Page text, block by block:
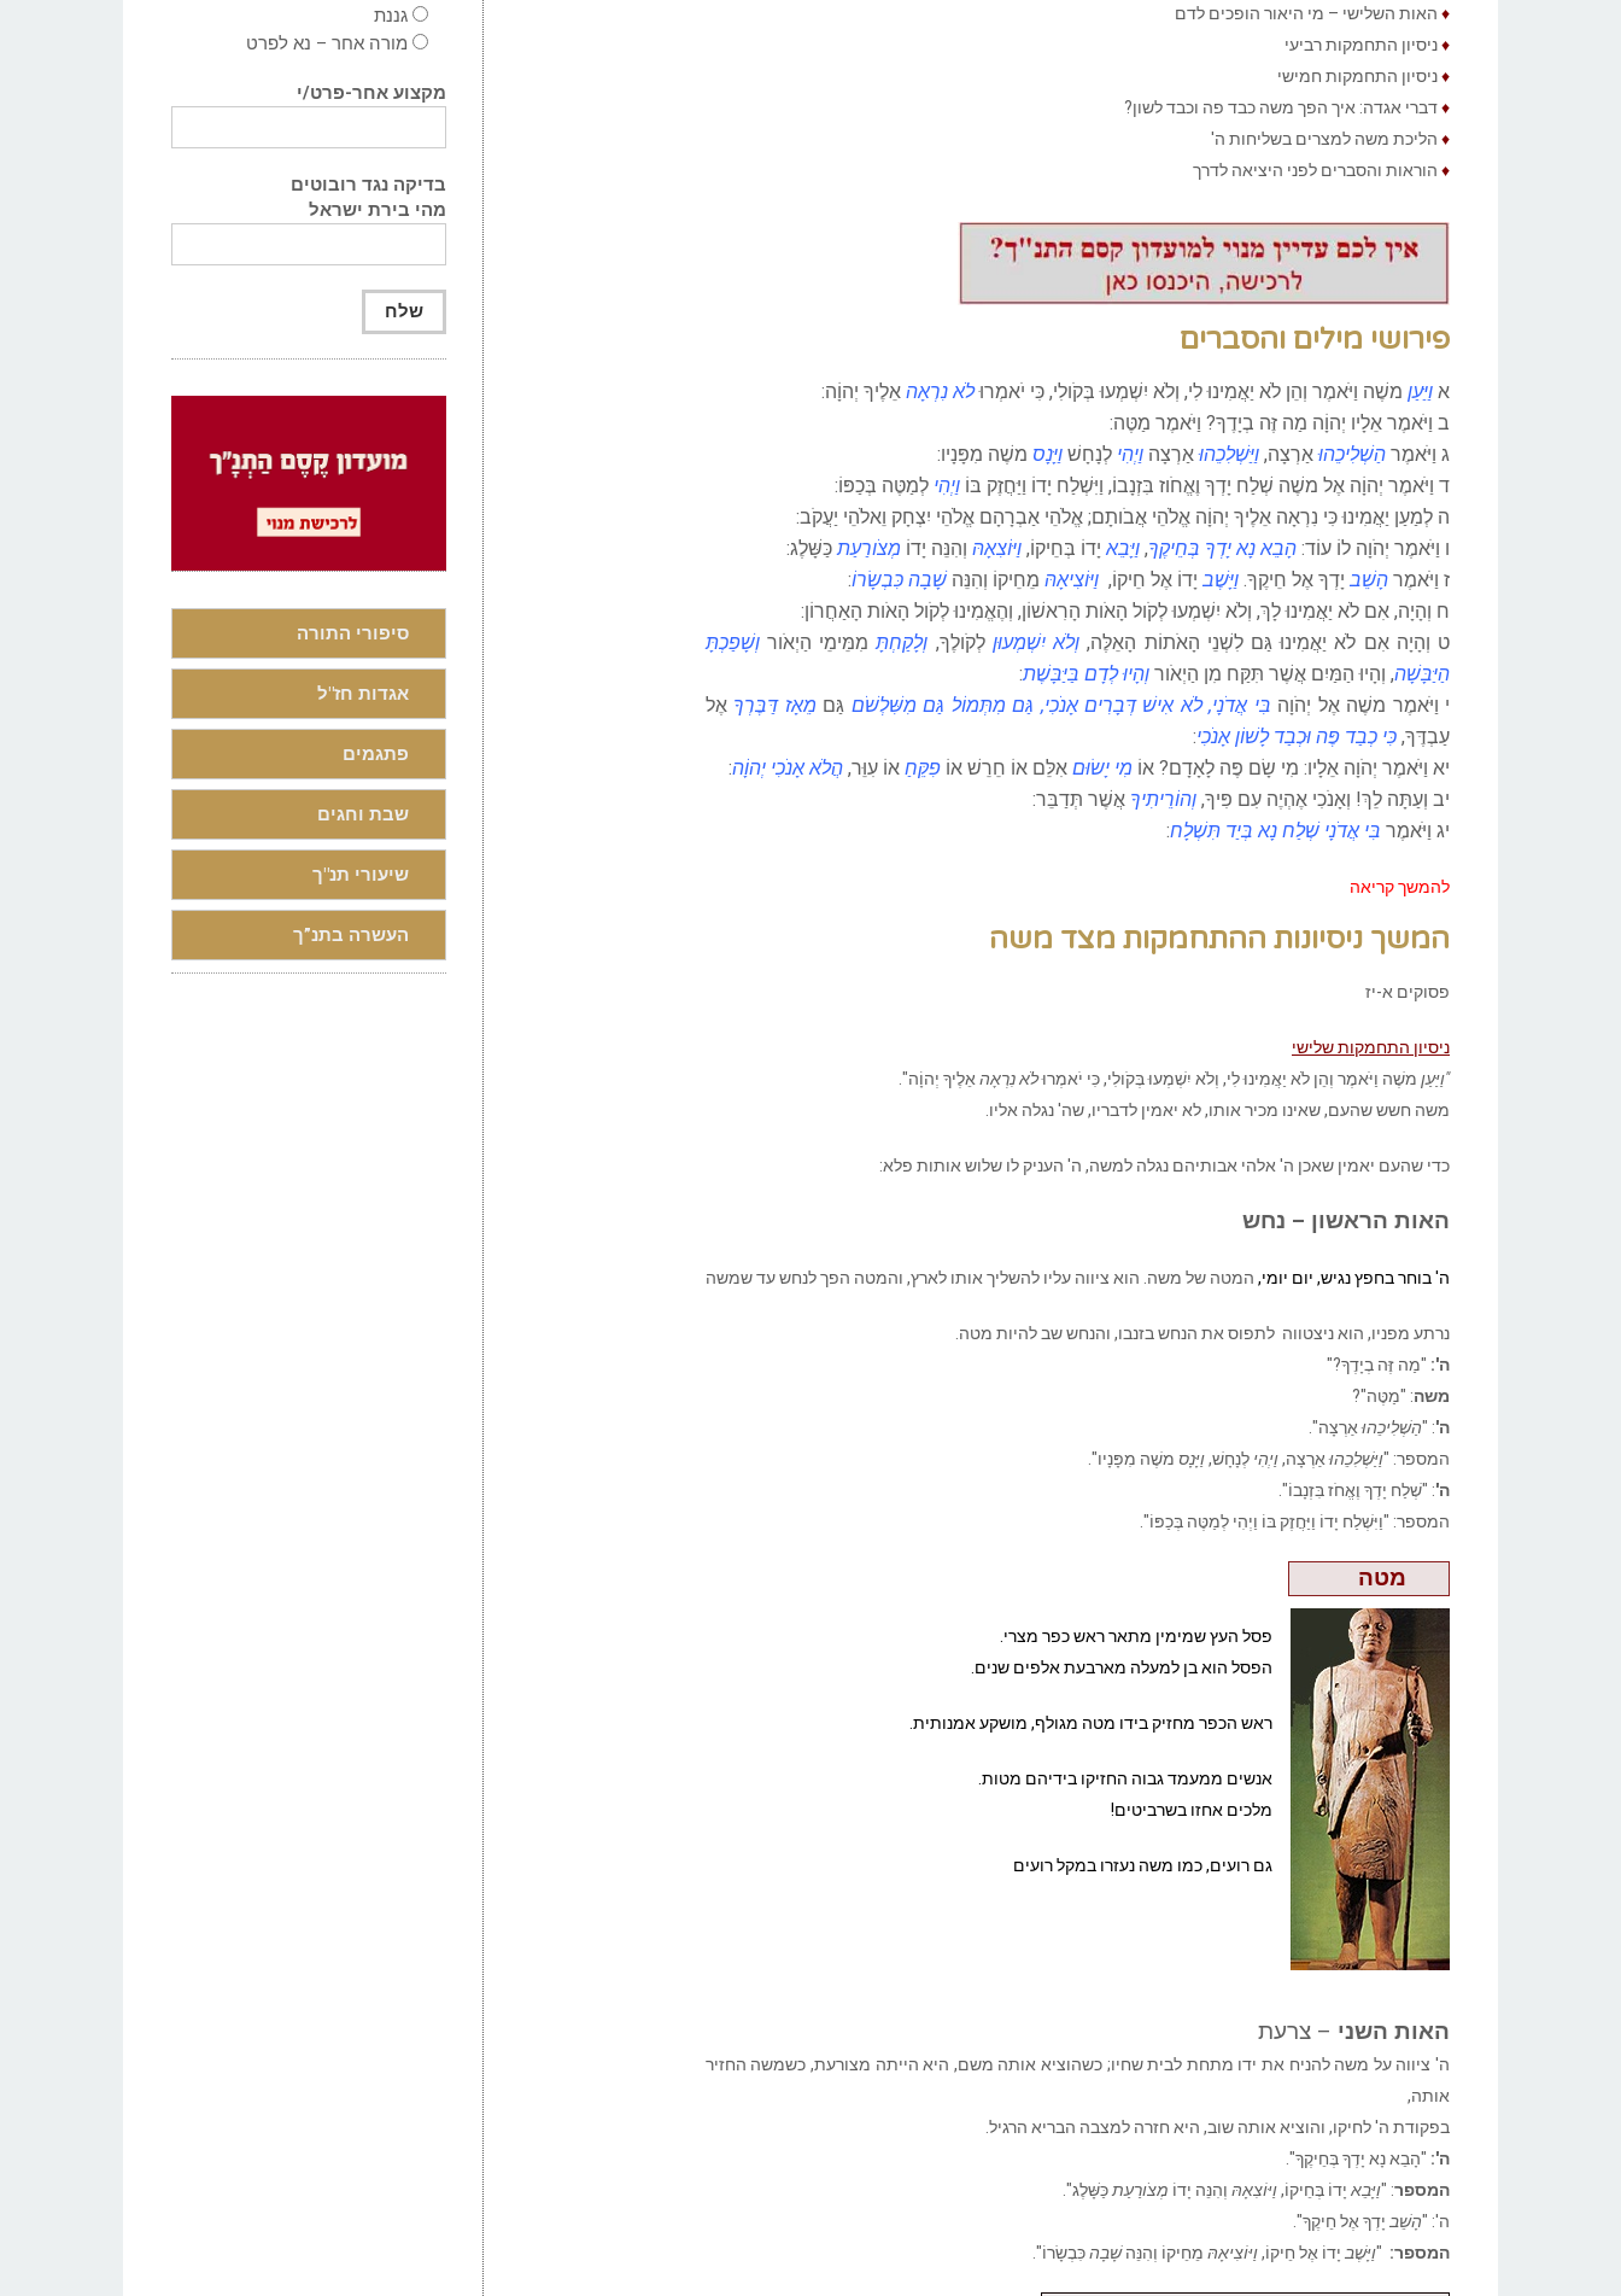
♦ האות השלישי – מי היאור הופכים לדם
♦ניסיון התחמקות רביעי
♦ניסיון התחמקות חמישי
♦דברי אגדה: איך הפך משה כבד פה וכבד לשון?
♦ הליכת משה למצרים בשליחות ה'
♦ הוראות והסברים לפני היציאה לדרך
פירושי מילים והסברים
א וַיַּעַן משֶׁה וַיֹּאמֶר וְהֵן לֹא יַאֲמִינוּ לִי, וְלֹא יִשְׁמְעוּ בְּקֹולִי, כִּי יֹאמְרוּלֹא נִרְאָה אֵלֶיךָ יְהוָֹה:
ב וַיֹּאמֶר אֵלָיו יְהוָֹה מַה זֶּה בְיָדֶךָ? וַיֹּאמֶר מַטֶּה:
ג וַיֹּאמֶר הַשְׁלִיכֵהוּאַרְצָה, וַיַּשְׁלִכֵהוּאַרְצָה וַיְהִי לְנָחָשׁ וַיָּנָס משֶׁה מִפָּנָיו:
ד וַיֹּאמֶר יְהוָֹה אֶל משֶׁה שְׁלַח יָדְךָ וֶאֱחֹוז בִּזְנָבוֹ, וַיִּשְׁלַח יָדוֹ וַיַּחֲזֶק בּוֹ וַיְהִי לְמַטֶּה בְּכַפּוֹ:
ה לְמַעַן יַאֲמִינוּ כִּי נִרְאָה אֵלֶיךָ יְהוָֹה אֱלֹהֵי אֲבֹותָם; אֱלֹהֵי אַבְרָהָם אֱלֹהֵי יִצְחָק וֵאלֹהֵי יַעֲקֹב:
ו וַיֹּאמֶר יְהֹוָה לוֹ עוֹד: הָבֵא נָא יָדְךָ בְּחֵיקֶךָ, וַיָּבֵא יָדוֹ בְּחֵיקוֹ, וַיּוֹצִאָהּ וְהִנֵּה יָדוֹ מְצֹורַעַתכַּשָּׁלֶג:
ז וַיֹּאמֶר הָשֵׁב יָדְךָ אֶל חֵיקֶךָ. וַיָּשֶׁב יָדוֹ אֶל חֵיקוֹ, וַיּוֹצִיאָהּ מֵחֵיקוֹ וְהִנֵּהשָׁבָה כִּבְשָׂרוֹ:
ח וְהָיָה, אִם לֹא יַאֲמִינוּ לָךְ, וְלֹא יִשְׁמְעוּ לְקֹול הָאֹות הָרִאשׁוֹן, וְהֶאֱמִינוּ לְקֹול הָאֹות הָאַחֲרוֹן:
ט וְהָיָה אִם לֹא יַאֲמִינוּ גַּם לִשְׁנֵי הָאֹתוֹת הָאֵלֶּה,וְלֹא יִשְׁמְעוּן לְקֹולֶךָ, וְלָקַחְתָּמִמֵּימֵי הַיְאֹורוְשָׁפַכְתָּ
הַיַּבָּשָׁה, וְהָיוּ הַמַּיִם אֲשֶׁר תִּקַּח מִן הַיְאֹור וְהָיוּ לְדָם בַּיַּבָּשֶׁת:
י וַיֹּאמֶר משֶׁה אֶל יְהֹוָה בִּי אֲדֹנָי, לֹא אִישׁ דְּבָרִים אָנֹכִי, גַּם מִתְּמוֹל גַּם מִשִּׁלְשֹׁם גַּם מֵאָז דַּבֶּרְךָ אֶל
עַבְדֶּךָ, כִּי כְבַד פֶּה וּכְבַד לָשׁוֹן אָנֹכִי:
יא וַיֹּאמֶר יְהֹוָה אֵלָיו: מִי שָׂם פֶּה לָאָדָם? אוֹ מִי יָשׂוּם אִלֵּם אוֹ חֵרֵשׁ אוֹ פִקֵּחַ אוֹ עִוֵּר, הֲלֹא אָנֹכִי יְהוָֹה:
יב וְעַתָּה לֵךְ! וְאָנֹכִי אֶהְיֶה עִם פִּיךָ, וְהוֹרֵיתִיךָ אֲשֶׁר תְּדַבֵּר:
יג וַיֹּאמֶר בִּי אֲדֹנָי שְׁלַח נָא בְּיַד תִּשְׁלָח:
להמשך קריאה
המשך ניסיונות ההתחמקות מצד משה
פסוקים א-יז
ניסיון התחמקות שלישי
"וַיַּעַן משֶׁה וַיֹּאמֶר וְהֵן לֹא יַאֲמִינוּ לִי, וְלֹא יִשְׁמְעוּ בְּקֹולִי, כִּי יֹאמְרוּלֹא נִרְאָה אֵלֶיךָ יְהוָֹה".
משה חשש שהעם, שאינו מכיר אותו, לא יאמין לדבריו, שה' נגלה אליו.
כדי שהעם יאמין שאכן ה' אלהי אבותיהם נגלה למשה, ה' העניק לו שלוש אותות פלא:
האות הראשון – נחש
ה' בוחר בחפץ נגיש, יום יומי, המטה של משה. הוא ציווה עליו להשליך אותו לארץ, והמטה הפך לנחש עד שמשה
נרתע מפניו, הוא ניצטווה לתפוס את הנחש בזנבו, והנחש שב להיות מטה.
ה': "מַה זֶּה בְיָדֶךָ?"
משה: "מַטֶּה"?
ה': "הַשְׁלִיכֵהוּאַרְצָה".
המספר: "וַיַּשְׁלִכֵהוּאַרְצָה,וַיְהִי לְנָחָשׁ,וַיָּנָס משֶׁה מִפָּנָיו".
ה': "שְׁלַח יָדְךָ וֶאֱחֹז בִּזְנָבוֹ".
המספר: "וַיִּשְׁלַח יָדוֹ וַיַּחֲזֶק בּוֹ וַיְהִי לְמַטֶּה בְּכַפּוֹ".
מטה
פסל העץ שמימין מתאר ראש כפר מצרי.
הפסל הוא בן למעלה מארבעת אלפים שנים.
ראש הכפר מחזיק בידו מטה מגולף, מושקע אמנותית.
אנשים ממעמד גבוה החזיקו בידיהם מטות.
מלכים אחזו בשרביטים!
גם רועים, כמו משה נעזרו במקל רועים
האות השני – צרעת
ה' ציווה על משה להניח את ידו מתחת לבית שחיו; כשהוציא אותה משם, היא הייתה מצורעת, כשמשה החזיר
אותה,
בפקודת ה' לחיקו, והוציא אותה שוב, היא חזרה למצבה הבריא הרגיל.
ה': "הָבֵא נָא יָדְךָ בְּחֵיקֶךָ".
המספר: "וַיָּבֵא יָדוֹ בְּחֵיקוֹ,וַיּוֹצִאָהּ וְהִנֵּה יָדוֹ מְצֹורַעַתכַּשָּׁלֶג".
ה': "הָשֵׁב יָדְךָ אֶל חֵיקֶךָ".
המספר: "וַיָּשֶׁב יָדוֹ אֶל חֵיקוֹ,וַיּוֹצִיאָהּ מֵחֵיקוֹ וְהִנֵּהשָׁבָהכִּבְשָׂרוֹ".
גננת
מורה אחר – נא לפרט
מקצוע אחר-פרט/י
בדיקה נגד רובוטים
מהי בירת ישראל
סיפורי התורה
אגדות חז"ל
פתגמים
שבת וחגים
שיעורי תנ"ך
העשרה בתנ”ך